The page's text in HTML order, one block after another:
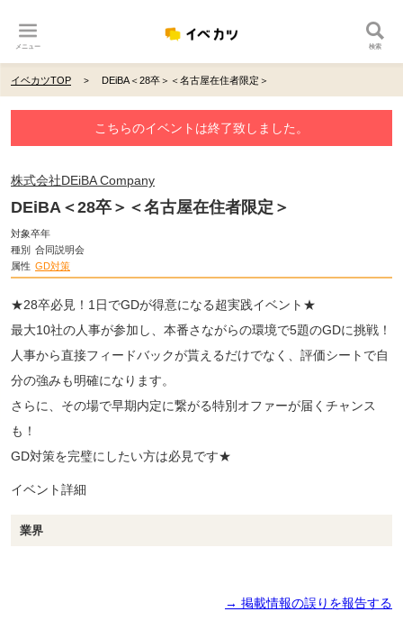
メニュー 検索
イベカツTOP DEiBA＜28卒＞＜名古屋在住者限定＞
こちらのイベントは終了致しました。
株式会社DEiBA Company
DEiBA＜28卒＞＜名古屋在住者限定＞
対象卒年
種別 合同説明会
属性 GD対策
★28卒必見！1日でGDが得意になる超実践イベント★
最大10社の人事が参加し、本番さながらの環境で5題のGDに挑戦！
人事から直接フィードバックが貰えるだけでなく、評価シートで自
分の強みも明確になります。
さらに、その場で早期内定に繋がる特別オファーが届くチャンス
も！
GD対策を完璧にしたい方は必見です★
イベント詳細
業界
→ 掲載情報の誤りを報告する